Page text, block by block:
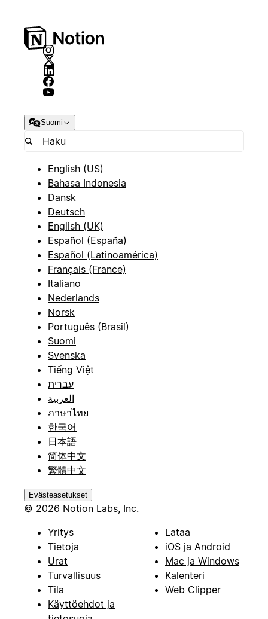
Suomi
English (US)
Bahasa Indonesia
Dansk
Deutsch
English (UK)
Español (España)
Español (Latinoamérica)
Français (France)
Italiano
Nederlands
Norsk
Português (Brasil)
Suomi
Svenska
Tiếng Việt
עברית
العربية
ภาษาไทย
한국어
日本語
简体中文
繁體中文
Evästeasetukset
© 2026 Notion Labs, Inc.
Yritys
Tietoja
Urat
Turvallisuus
Tila
Käyttöehdot ja
Lataa
iOS ja Android
Mac ja Windows
Kalenteri
Web Clipper